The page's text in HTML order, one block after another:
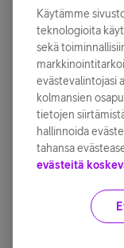
Käytämme
teknologioita
sekä
evästevalintojasi
kolmansien
tietojen
hallinnoida
tahansa
evästeitä